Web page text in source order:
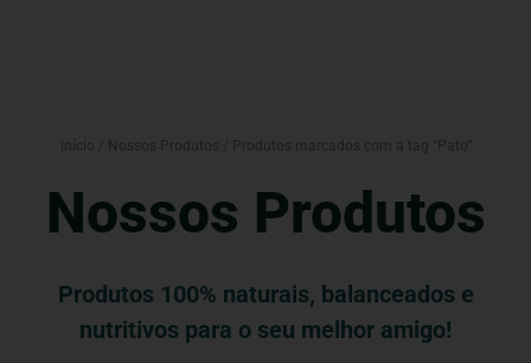
Nossos Produtos
Produtos 100% naturais, balanceados e
nutritivos para o seu melhor amigo!